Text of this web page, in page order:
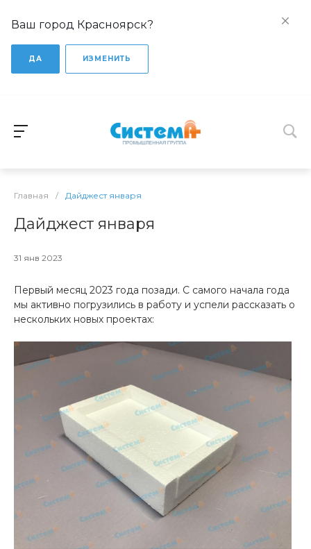
Ваш город Красноярск?
ДА ИЗМЕНИТЬ
Главная / Дайджест января
Дайджест января
31 янв 2023
Первый месяц 2023 года позади. С самого начала года
мы активно погрузились в работу и успели рассказать о
нескольких новых проектах: